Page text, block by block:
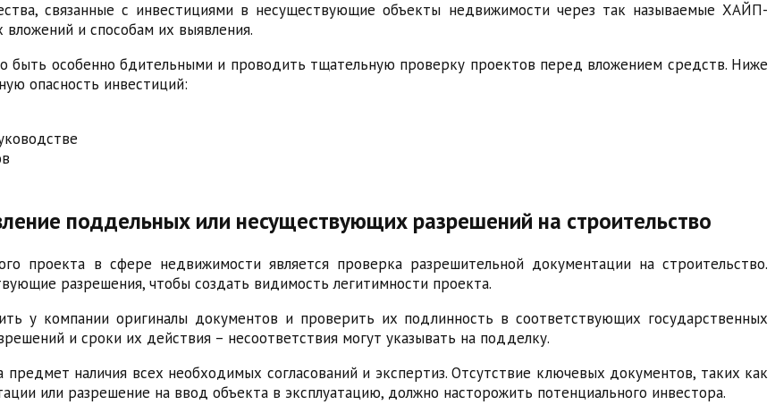
связанные с инвестициями в несуществующие объекты недвижимости через так называемые ХАЙП-
и способам их выявления.
особенно бдительными и проводить тщательную проверку проектов перед вложением средств. Ниже
опасность инвестиций:
поддельных или несуществующих разрешений на строительство
проекта в сфере недвижимости является проверка разрешительной документации на строительство.
разрешения, чтобы создать видимость легитимности проекта.
у компании оригиналы документов и проверить их подлинность в соответствующих государственных
и сроки их действия – несоответствия могут указывать на подделку.
наличия всех необходимых согласований и экспертиз. Отсутствие ключевых документов, таких как
или разрешение на ввод объекта в эксплуатацию, должно насторожить потенциального инвестора.